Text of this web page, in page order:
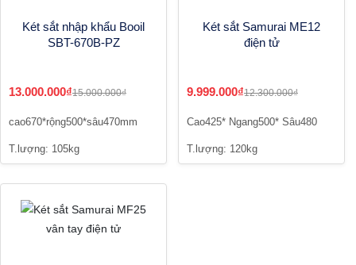
Két sắt nhập khẩu Booil
SBT-670B-PZ
13.000.000₫15.000.000₫
cao670*rộng500*sâu470mm
T.lượng: 105kg
Két sắt Samurai ME12
điện tử
9.999.000₫12.300.000₫
Cao425* Ngang500* Sâu480
T.lượng: 120kg